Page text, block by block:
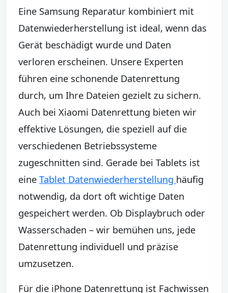
Eine Samsung Reparatur kombiniert mit
Datenwiederherstellung ist ideal, wenn das
Gerät beschädigt wurde und Daten
verloren erscheinen. Unsere Experten
führen eine schonende Datenrettung
durch, um Ihre Dateien gezielt zu sichern.
Auch bei Xiaomi Datenrettung bieten wir
effektive Lösungen, die speziell auf die
verschiedenen Betriebssysteme
zugeschnitten sind. Gerade bei Tablets ist
eine Tablet Datenwiederherstellung häufig
notwendig, da dort oft wichtige Daten
gespeichert werden. Ob Displaybruch oder
Wasserschaden – wir bemühen uns, jede
Datenrettung individuell und präzise
umzusetzen.
Für die iPhone Datenrettung ist Fachwissen